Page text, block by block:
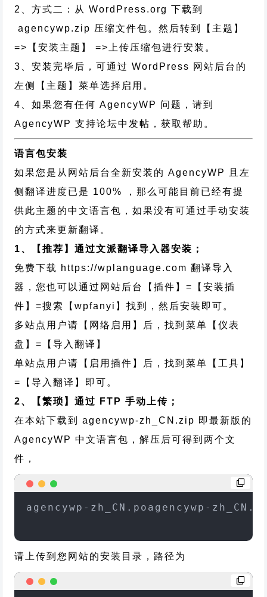
2、方式二：从 WordPress.org 下载到
agencywp.zip 压缩文件包。然后转到【主题】
=>【安装主题】 =>上传压缩包进行安装。
3、安装完毕后，可通过 WordPress 网站后台的
左侧【主题】菜单选择启用。
4、如果您有任何 AgencyWP 问题，请到
AgencyWP 支持论坛中发帖，获取帮助。
语言包安装
如果您是从网站后台全新安装的 AgencyWP 且左
侧翻译进度已是 100% ，那么可能目前已经有提
供此主题的中文语言包，如果没有可通过手动安装
的方式来更新翻译。
1、【推荐】通过文派翻译导入器安装；
免费下载 https://wplanguage.com 翻译导入
器，您也可以通过网站后台【插件】=【安装插
件】=搜索【wpfanyi】找到，然后安装即可。
多站点用户请【网络启用】后，找到菜单【仪表
盘】=【导入翻译】
单站点用户请【启用插件】后，找到菜单【工具】
=【导入翻译】即可。
2、【繁琐】通过 FTP 手动上传；
在本站下载到agencywp-zh_CN.zip 即最新版的
AgencyWP 中文语言包，解压后可得到两个文
件，
agencywp-zh_CN.poagencywp-
请上传到您网站的安装目录，路径为